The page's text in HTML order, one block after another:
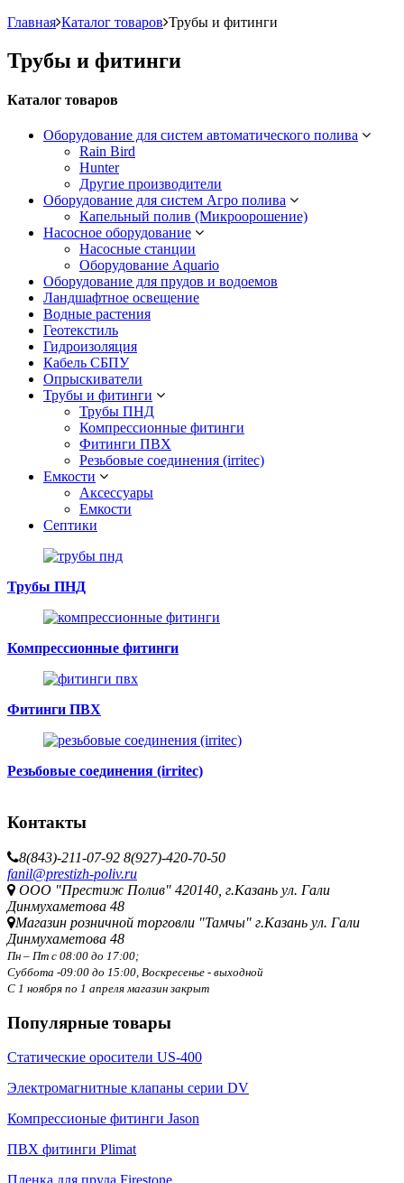
Главная Каталог товаров Трубы и фитинги
Трубы и фитинги
Каталог товаров
Оборудование для систем автоматического полива
Rain Bird
Hunter
Другие производители
Оборудование для систем Агро полива
Капельный полив (Микроорошение)
Насосное оборудование
Насосные станции
Оборудование Aquario
Оборудование для прудов и водоемов
Ландшафтное освещение
Водные растения
Геотекстиль
Гидроизоляция
Кабель СБПУ
Опрыскиватели
Трубы и фитинги
Трубы ПНД
Компрессионные фитинги
Фитинги ПВХ
Резьбовые соединения (irritec)
Емкости
Аксессуары
Емкости
Септики
Трубы ПНД
Компрессионные фитинги
Фитинги ПВХ
Резьбовые соединения (irritec)
Контакты
8(843)-211-07-92 8(927)-420-70-50
fanil@prestizh-poliv.ru
ООО "Престиж Полив" 420140, г.Казань ул. Гали
Динмухаметова 48
Магазин розничной торговли "Тамчы" г.Казань ул. Гали
Динмухаметова 48
Пн – Пт с 08:00 до 17:00;
Суббота -09:00 до 15:00, Воскресенье - выходной
С 1 ноября по 1 апреля магазин закрыт
Популярные товары
Статические оросители US-400
Электромагнитные клапаны серии DV
Компрессионые фитинги Jason
ПВХ фитинги Plimat